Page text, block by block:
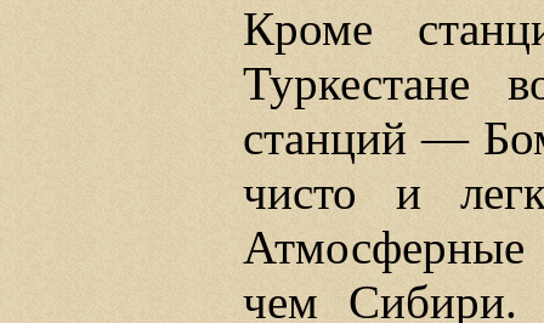
Кроме
Туркестане
станций —
чисто и
чем Сибири.